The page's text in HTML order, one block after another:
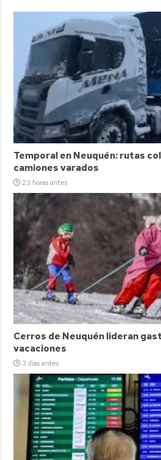
Temporal en Neuquén: rutas
camiones varados
23 horas antes
Cerros de Neuquén lideran
vacaciones
3 días antes